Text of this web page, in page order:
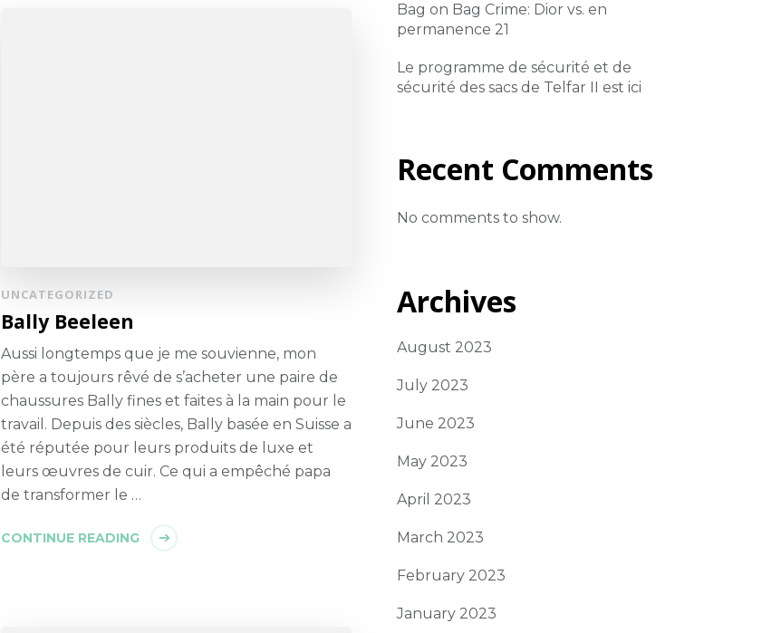
UNCATEGORIZED
Bally Beeleen
Aussi longtemps que je me souvienne, mon
père a toujours rêvé de s’acheter une paire de
chaussures Bally fines et faites à la main pour le
travail. Depuis des siècles, Bally basée en Suisse a
été réputée pour leurs produits de luxe et
leurs œuvres de cuir. Ce qui a empêché papa
de transformer le …
CONTINUE READING
Bag on Bag Crime: Dior vs. en
permanence 21
Le programme de sécurité et de
sécurité des sacs de Telfar II est ici
Recent Comments
No comments to show.
Archives
August 2023
July 2023
June 2023
May 2023
April 2023
March 2023
February 2023
January 2023